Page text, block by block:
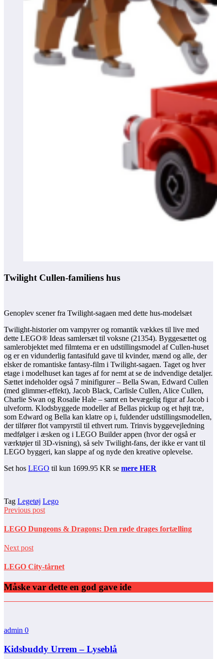
Twilight Cullen-familiens hus
Genoplev scener fra Twilight-sagaen med dette hus-modelsæt
Twilight-historier om vampyrer og romantik vækkes til live med
dette LEGO® Ideas samlersæt til voksne (21354). Byggesættet og
samlerobjektet med filmtema er en udstillingsmodel af Cullen-huset
og er en vidunderlig fantasifuld gave til kvinder, mænd og alle, der
elsker de romantiske fantasy-film i Twilight-sagaen. Taget og hver
etage i modelhuset kan tages af for nemt at se de indvendige detaljer.
Sættet indeholder også 7 minifigurer – Bella Swan, Edward Cullen
(med glimmer-effekt), Jacob Black, Carlisle Cullen, Alice Cullen,
Charlie Swan og Rosalie Hale – samt en bevægelig figur af Jacob i
ulveform. Klodsbyggede modeller af Bellas pickup og et højt træ,
som Edward og Bella kan klatre op i, fuldender udstillingsmodellen,
der tilfører flot vampyrstil til ethvert rum. Trinvis byggevejledning
medfølger i æsken og i LEGO Builder appen (hvor der også er
værktøjer til 3D-visning), så selv Twilight-fans, der ikke er vant til
LEGO byggeri, kan slappe af og nyde den kreative oplevelse.
Set hos LEGO til kun 1699.95 KR se mere HER
Tag Legetøj Lego
Previous post
LEGO Dungeons & Dragons: Den røde drages fortælling
Next post
LEGO City-tårnet
Måske var dette en god gave ide
admin 0
Kidsbuddy Urrem – Lyseblå